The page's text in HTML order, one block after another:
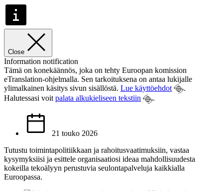
Close
Information notification
Tämä on konekäännös, joka on tehty Euroopan komission
eTranslation-ohjelmalla. Sen tarkoituksena on antaa lukijalle
ylimalkainen käsitys sivun sisällöstä. Lue käyttöehdot
.
Halutessasi voit palata alkukieliseen tekstiin .
21 touko 2026
Tutustu toimintapolitiikkaan ja rahoitusvaatimuksiin, vastaa
kysymyksiisi ja esittele organisaatiosi ideaa mahdollisuudesta
kokeilla tekoälyyn perustuvia seulontapalveluja kaikkialla
Euroopassa.